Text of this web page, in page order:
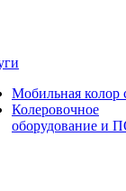
Мобильная колор
Колеровочное
оборудование и